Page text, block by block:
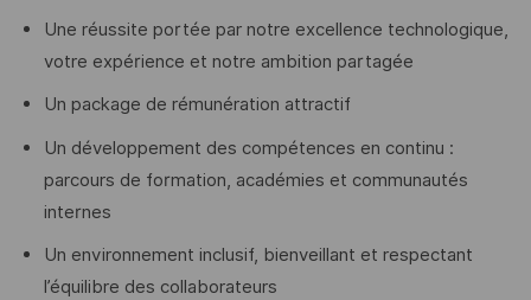
Une réussite portée par notre excellence technologique,
votre expérience et notre ambition partagée
Un package de rémunération attractif
Un développement des compétences en continu :
parcours de formation, académies et communautés
internes
Un environnement inclusif, bienveillant et respectant
l’équilibre des collaborateurs